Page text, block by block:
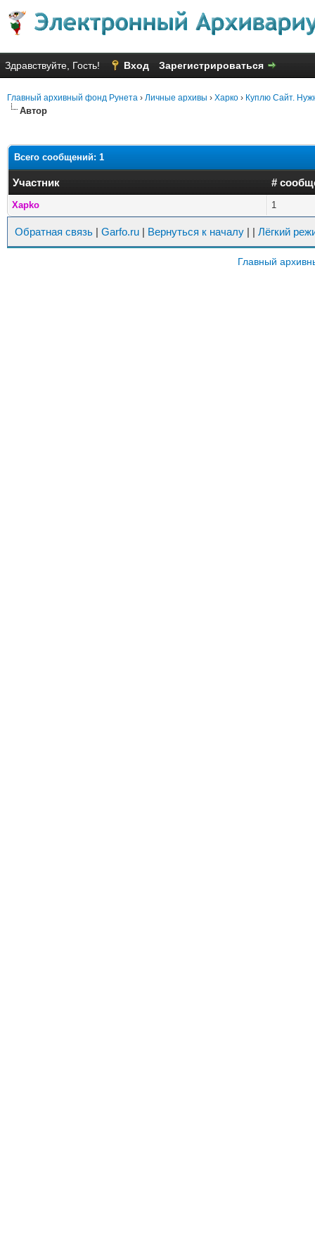
Здравствуйте, Гость! Вход Зарегистрироваться
Главный архивный фонд Рунета › Личные архивы › Харко › Куплю Сайт.
Автор
Всего сообщений: 1
Участник #
Xapko 1
Обратная связь | Garfo.ru | Вернуться к началу | | Лёгкий
Главный